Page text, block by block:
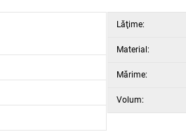
Lăţime:
Material:
Mărime:
Volum: